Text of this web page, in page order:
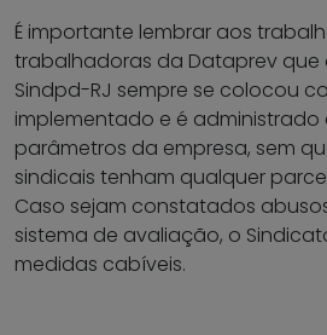
É importante lembrar aos
trabalhadoras da Dataprev que
Sindpd-RJ sempre se colocou
implementado e é
parâmetros da empresa, sem
sindicais tenham qualquer
Caso sejam constatados
sistema de avaliação, o
medidas cabíveis.